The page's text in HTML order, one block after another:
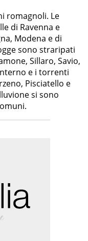
romagnoli. Le
di Ravenna e
Modena e di
sono straripati
Sillaro, Savio,
e i torrenti
Pisciatello e
si sono